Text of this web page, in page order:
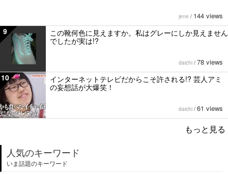
jene / 144 views
9
この靴何色に見えますか。私はグレーにしか見えません
でしたが実は!?
daichi / 78 views
10
インターネットテレビだからこそ許される!? 芸人アミ
の妄想話が大爆笑！
daichi / 61 views
もっと見る
人気のキーワード
いま話題のキーワード